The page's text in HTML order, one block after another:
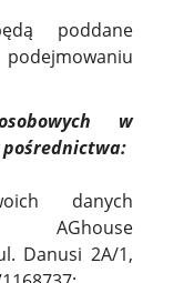
poddane
w
pośrednictwa:
danych
AGhouse
Danusi 2A/1,